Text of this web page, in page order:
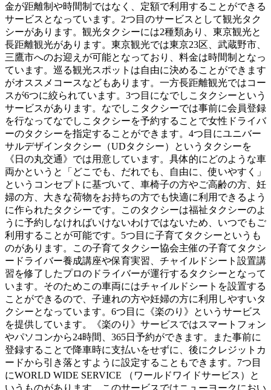
金が距離制や時間制ではなく、定額で利用することができる
サービスとなっています。2つ目のサービスとして観光タク
シーがあります。観光タクシーには2種類あり、東京観光と
長距離観光があります。東京観光では東京23区、武蔵野市、
三鷹市へのお迎えが可能となっており、料金は時間制となっ
ています。巡る観光スポットは自由に決めることができます
がオススメコースなどもあります。一方長距離観光ではコー
スが6つに絞られています。3つ目になでしこタクシーという
サービスがあります。なでしこタクシーでは事前に会員登録
を行なってなでしこタクシーを予約することで女性ドライバ
ーのタクシーを指定することができます。4つ目にユニバー
サルデザインタクシー（UDタクシー）というタクシーを
《日の丸交通》では用意しています。具体的にどのような車
両かというと「どこでも、だれでも、自由に、使いやすく」
というコンセプトに基づいて、車椅子の方やご高齢の方、妊
婦の方、大きな荷物をお持ちの方でも快適に利用できるよう
に作られたタクシーです。このタクシーは福祉タクシーのよ
うに予約しなければいけないわけではないため、いつでもご
利用することが可能です。5つ目に子育てタクシーというも
のがあります。この子育てタクシー協会主催の子育てタクシ
ードライバー養成講座や保育実習、チャイルドシート設置講
習を修了したプロのドライバーが運行するタクシーとなって
います。そのためこの車両にはチャイルドシートを設置する
ことができるので、子連れの方や妊婦の方に利用しやすいタ
クシーとなっています。6つ目に《楽のり》というサービス
を提供しています。《楽のり》サービスではスマートフォン
やパソコンから24時間、365日予約ができます。また事前に
登録することで降車時に支払いをせずに、後にクレジットカ
ードから引き落とすように設定することもできます。7つ目
にWORLD WIDE SERVICE （ワールドワイドサービス）と